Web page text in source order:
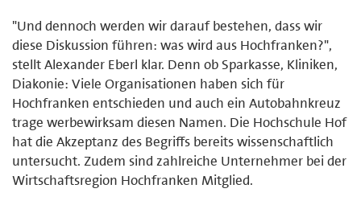
"Und dennoch werden wir darauf bestehen, dass wir
diese Diskussion führen: was wird aus Hochfranken?",
stellt Alexander Eberl klar. Denn ob Sparkasse, Kliniken,
Diakonie: Viele Organisationen haben sich für
Hochfranken entschieden und auch ein Autobahnkreuz
trage werbewirksam diesen Namen. Die Hochschule Hof
hat die Akzeptanz des Begriffs bereits wissenschaftlich
untersucht. Zudem sind zahlreiche Unternehmer bei der
Wirtschaftsregion Hochfranken Mitglied.